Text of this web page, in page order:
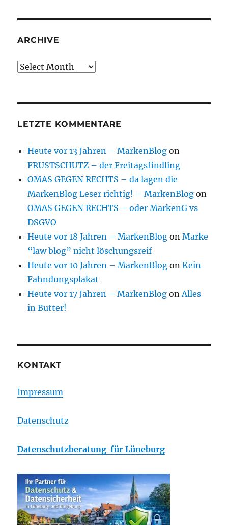
ARCHIVE
Archive
LETZTE KOMMENTARE
Heute vor 13 Jahren – MarkenBlog on
FRUSTSCHUTZ – der Freitagsfindling
OMAS GEGEN RECHTS – da lagen die
MarkenBlog Leser richtig! – MarkenBlog on
OMAS GEGEN RECHTS – oder MarkenG vs
DSGVO
Heute vor 18 Jahren – MarkenBlog onMarke
“law blog” nicht löschungsreif
Heute vor 10 Jahren – MarkenBlog onKein
Fahndungsplakat
Heute vor 17 Jahren – MarkenBlog onAlles
in Butter!
KONTAKT
Impressum
Datenschutz
Datenschutzberatung für Lüneburg